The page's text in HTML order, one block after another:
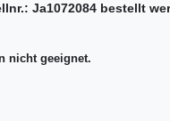
Ja1072084 bestellt
nicht geeignet.